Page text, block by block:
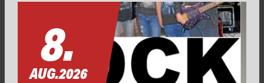
8.
AUG.2026